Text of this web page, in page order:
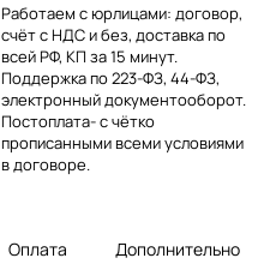
Работаем с юрлицами: договор,
счёт с НДС и без, доставка по
всей РФ, КП за 15 минут.
Поддержка по 223-ФЗ, 44-ФЗ,
электронный документооборот.
Постоплата- с чётко
прописанными всеми условиями
в договоре.
Оплата Дополнительно